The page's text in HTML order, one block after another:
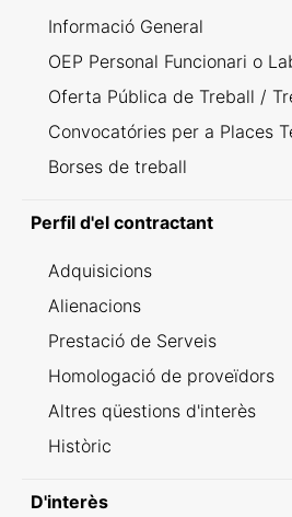
Informació General
OEP Personal Funcionari o
Oferta Pública de Treball /
Convocatóries per a Places
Borses de treball
Perfil d'el contractant
Adquisicions
Alienacions
Prestació de Serveis
Homologació de proveïdors
Altres qüestions d'interès
Històric
D'interès